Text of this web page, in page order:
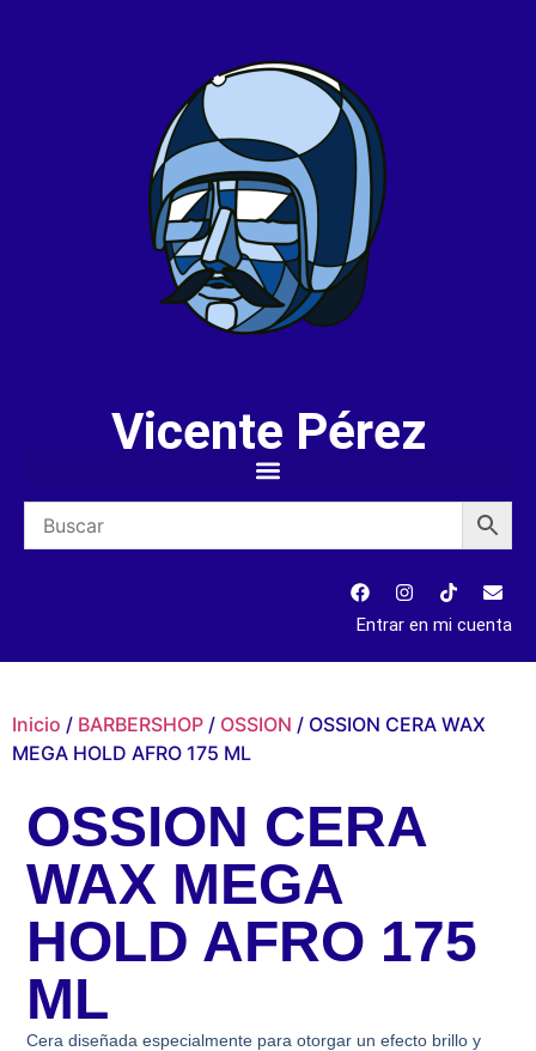
Vicente Pérez
Entrar en mi cuenta
Inicio / BARBERSHOP / OSSION / OSSION CERA WAX
MEGA HOLD AFRO 175 ML
OSSION CERA
WAX MEGA
HOLD AFRO 175
ML
Cera diseñada especialmente para otorgar un efecto brillo y